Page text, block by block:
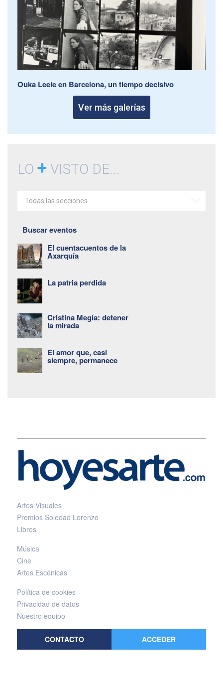
Ouka Leele en Barcelona, un tiempo decisivo
Ver más galerías
LO + VISTO DE...
Todas las secciones
Buscar eventos
El cuentacuentos de la
Axarquía
La patria perdida
Cristina Megía: detener
la mirada
El amor que, casi
siempre, permanece
Artes Visuales
Premios Soledad Lorenzo
Libros
Música
Cine
Artes Escénicas
Política de cookies
Privacidad de datos
Nuestro equipo
CONTACTO ACCEDER